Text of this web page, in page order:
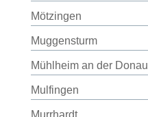
Mötzingen
Muggensturm
Mühlheim an der Donau
Mulfingen
Murrhardt